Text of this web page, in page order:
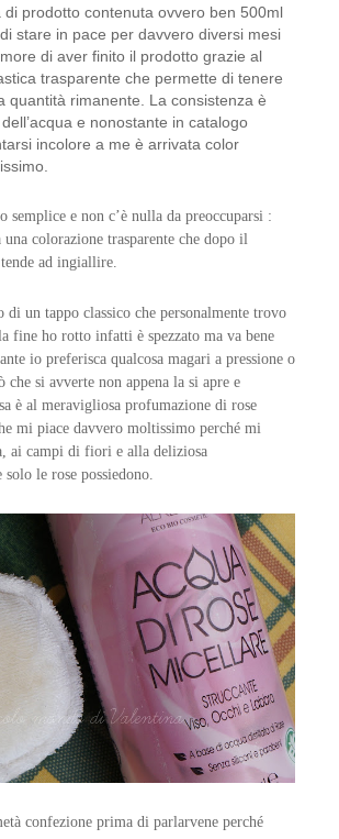
di prodotto contenuta ovvero ben 500ml
stare in pace per davvero diversi mesi
di aver finito il prodotto grazie al
trasparente che permette di tenere
quantità rimanente. La consistenza è
e nonostante in catalogo
incolore a me è arrivata color
semplice e non c’è nulla da preoccuparsi :
una colorazione trasparente che dopo il
ad ingiallire.
di un tappo classico che personalmente trovo
fine ho rotto infatti è spezzato ma va bene
io preferisca qualcosa magari a pressione o
si avverte non appena la si apre e
è al meravigliosa profumazione di rose
mi piace davvero moltissimo perché mi
ai campi di fiori e alla deliziosa
le rose possiedono.
confezione prima di parlarvene perché